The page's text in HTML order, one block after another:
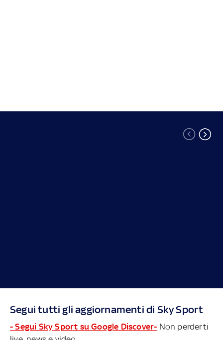
Segui tutti gli aggiornamenti di Sky Sport
- Segui Sky Sport su Google Discover- Non perderti